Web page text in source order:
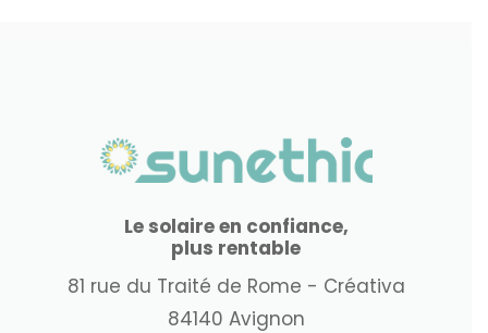
Le solaire en confiance,
plus rentable
81 rue du Traité de Rome - Créativa
84140 Avignon